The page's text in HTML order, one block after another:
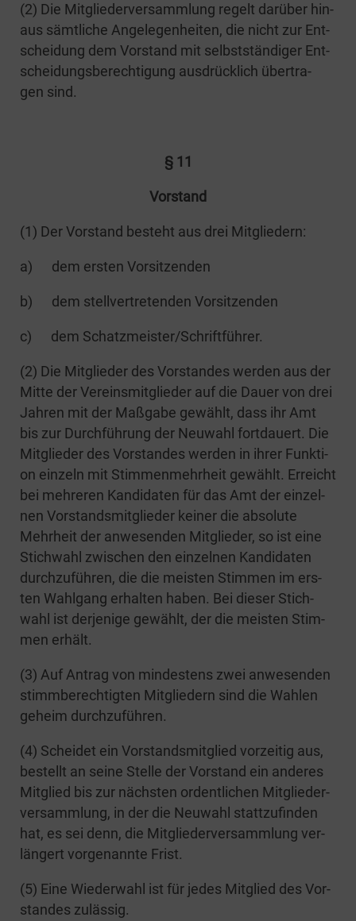
(2) Die Mit­glie­der­ver­samm­lung regelt dar­über hin­
aus sämt­li­che Ange­le­gen­hei­ten, die nicht zur Ent­
schei­dung dem Vor­stand mit selbst­stän­di­ger Ent­
schei­dungs­be­rech­ti­gung aus­drück­lich über­tra­
gen sind.
§ 11
Vor­stand
(1) Der Vor­stand besteht aus drei Mitgliedern:
a) dem ers­ten Vorsitzenden
b) dem stell­ver­tre­ten­den Vorsitzenden
c) dem Schatzmeister/Schriftführer.
(2) Die Mit­glie­der des Vor­stan­des wer­den aus der
Mit­te der Ver­eins­mit­glie­der auf die Dau­er von drei
Jah­ren mit der Maß­ga­be gewählt, dass ihr Amt
bis zur Durch­füh­rung der Neu­wahl fort­dau­ert. Die
Mit­glie­der des Vor­stan­des wer­den in ihrer Funk­ti­
on ein­zeln mit Stim­men­mehr­heit gewählt. Erreicht
bei meh­re­ren Kan­di­da­ten für das Amt der ein­zel­
nen Vor­stands­mit­glie­der kei­ner die abso­lu­te
Mehr­heit der anwe­sen­den Mit­glie­der, so ist eine
Stich­wahl zwi­schen den ein­zel­nen Kan­di­da­ten
durch­zu­füh­ren, die die meis­ten Stim­men im ers­
ten Wahl­gang erhal­ten haben. Bei die­ser Stich­
wahl ist der­je­ni­ge gewählt, der die meis­ten Stim­
men erhält.
(3) Auf Antrag von min­des­tens zwei anwe­sen­den
stimm­be­rech­tig­ten Mit­glie­dern sind die Wah­len
geheim durchzuführen.
(4) Schei­det ein Vor­stands­mit­glied vor­zei­tig aus,
bestellt an sei­ne Stel­le der Vor­stand ein ande­res
Mit­glied bis zur nächs­ten ordent­li­chen Mit­glie­der­
ver­samm­lung, in der die Neu­wahl statt­zu­fin­den
hat, es sei denn, die Mit­glie­der­ver­samm­lung ver­
län­gert vor­ge­nann­te Frist.
(5) Eine Wie­der­wahl ist für jedes Mit­glied des Vor­
stan­des zulässig.